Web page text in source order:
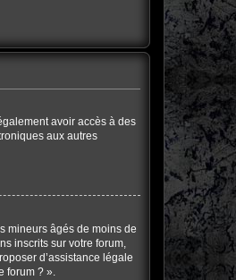
avoir accès à des
aux autres
mineurs âgés de moins de
inscrits sur votre forum,
d’assistance légale
forum ? ».